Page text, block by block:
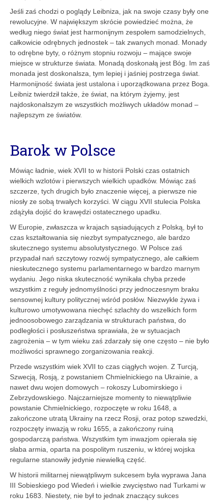
Jeśli zaś chodzi o poglądy Leibniza, jak na swoje czasy były one
rewolucyjne. W największym skrócie powiedzieć można, że
według niego świat jest harmonijnym zespołem samodzielnych,
całkowicie odrębnych jednostek – tak zwanych monad. Monady
to odrębne byty, o różnym stopniu rozwoju – mające swoje
miejsce w strukturze świata. Monadą doskonałą jest Bóg. Im zaś
monada jest doskonalsza, tym lepiej i jaśniej postrzega świat.
Harmonijność świata jest ustalona i uporządkowana przez Boga.
Leibniz twierdził także, że świat, na którym żyjemy, jest
najdoskonalszym ze wszystkich możliwych układów monad –
najlepszym ze światów.
Barok w Polsce
Mówiąc ładnie, wiek XVII to w historii Polski czas ostatnich
wielkich wzlotów i pierwszych wielkich upadków. Mówiąc zaś
szczerze, tych drugich było znaczenie więcej, a pierwsze nie
niosły ze sobą trwałych korzyści. W ciągu XVII stulecia Polska
zdążyła dojść do krawędzi ostatecznego upadku.
W Europie, zwłaszcza w krajach sąsiadujących z Polską, był to
czas kształtowania się niezbyt sympatycznego, ale bardzo
skutecznego systemu absolutystycznego. W Polsce zaś
przypadał nań szczytowy rozwój sympatycznego, ale całkiem
nieskutecznego systemu parlamentarnego w bardzo marnym
wydaniu. Jego niska skuteczność wynikała chyba przede
wszystkim z reguły jednomyślności przy jednoczesnym braku
sensownej kultury politycznej wśród posłów. Niezwykle żywa i
kulturowo umotywowana niechęć szlachty do wszelkich form
jednoosobowego zarządzania w strukturach państwa, do
podległości i posłuszeństwa sprawiała, że w sytuacjach
zagrożenia – w tym wieku zaś zdarzały się one często – nie było
możliwości sprawnego zorganizowania reakcji.
Przede wszystkim wiek XVII to czas ciągłych wojen. Z Turcją,
Szwecją, ­Rosją, z powstaniem Chmielnickiego na Ukrainie, a
nawet dwu wojen domowych – rokoszy Lubomirskiego i
Zebrzydowskiego. Najczarniejsze momenty to niewątpliwie
powstanie Chmiel­nickiego, rozpoczęte w roku 1648, a
zakończone utratą Ukrainy na rzecz Rosji, oraz ­potop szwedzki,
rozpoczęty inwazją w roku 1655, a zakończony ruiną
gospodarczą państwa. Wszystkim tym inwazjom opierała się
słaba armia, oparta na pospolitym ruszeniu, w której wojska
regularne stanowiły jedynie niewielką część.
W historii militarnej niewątpliwym sukcesem była wyprawa Jana
III Sobieskiego pod Wiedeń i wielkie zwycięstwo nad Turkami w
roku 1683. Niestety, nie był to jednak znaczący sukces